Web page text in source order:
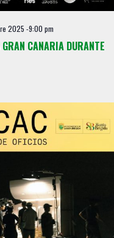
2025 -9:00 pm
CANARIA DURANTE